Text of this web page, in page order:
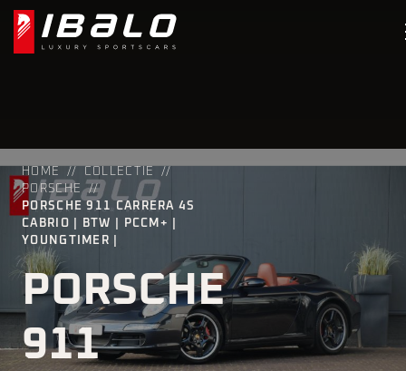
HOME
COLLECTIE
PORSCHE
PORSCHE 911 CARRERA 4S
CABRIO | BTW | PCCM+ |
YOUNGTIMER |
PORSCHE
911